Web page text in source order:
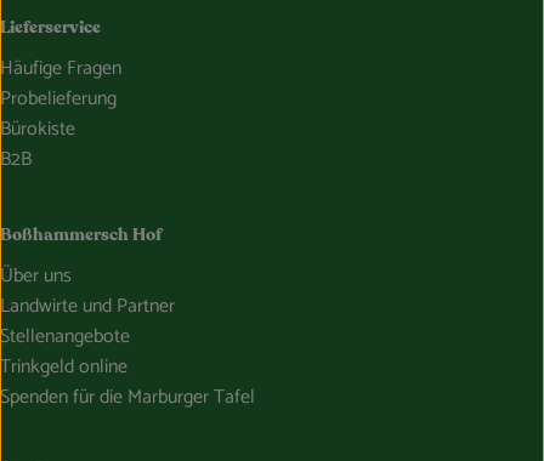
Lieferservice
Häufige Fragen
Probelieferung
Bürokiste
B2B
Boßhammersch Hof
Über uns
Landwirte und Partner
Stellenangebote
Trinkgeld online
Spenden für die Marburger Tafel